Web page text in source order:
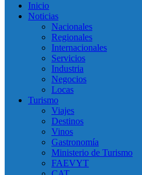
Inicio
Noticias
Nacionales
Regionales
Internacionales
Servicios
Industria
Negocios
Locas
Turismo
Viajes
Destinos
Vinos
Gastronomía
Ministerio de Turismo
FAEVYT